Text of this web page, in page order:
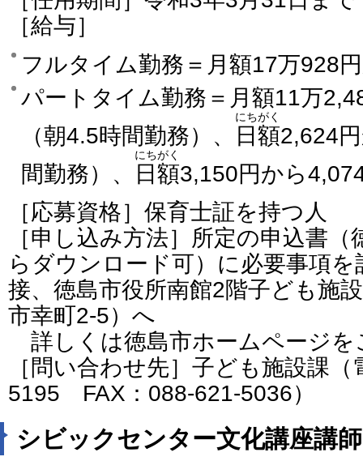
［給与］
フルタイム勤務＝月額17万928
パートタイム勤務＝月額11万
（朝4.5時間勤務）、
日額
にちがく
2,624
間勤務）、
日額
にちがく
3,150円から
［応募資格］保育士証を持つ人
［申し込み方法］所定の申込書
らダウンロード可）に必要事項
接、徳島市役所南館2階子ども施
市幸町2-5）へ
詳しくは徳島市ホームページを
［問い合わせ先］子ども施設課
5195 FAX：088-621-5036）
シビックセンター文化講座講師